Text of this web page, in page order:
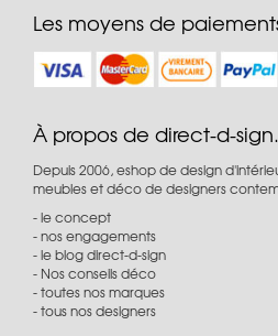
Les moyens de
À propos de direct-d-
Depuis 2006, eshop de design
meubles et déco de designers
le concept
nos engagements
le blog direct-d-sign
Nos conseils déco
toutes nos marques
tous nos designers